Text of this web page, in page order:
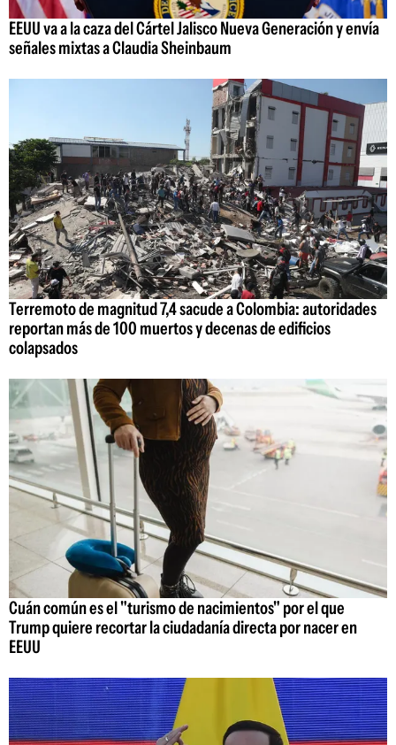
EEUU va a la caza del Cártel Jalisco Nueva Generación y envía
señales mixtas a Claudia Sheinbaum
Terremoto de magnitud 7,4 sacude a Colombia: autoridades
reportan más de 100 muertos y decenas de edificios
colapsados
Cuán común es el "turismo de nacimientos" por el que
Trump quiere recortar la ciudadanía directa por nacer en
EEUU